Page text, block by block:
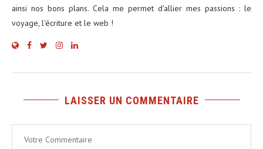
ainsi nos bons plans. Cela me permet d'allier mes passions : le
voyage, l'écriture et le web !
LAISSER UN COMMENTAIRE